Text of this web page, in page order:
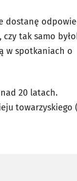
dostanę
tak samo
w spotkaniach o
20 latach.
towarzyskiego